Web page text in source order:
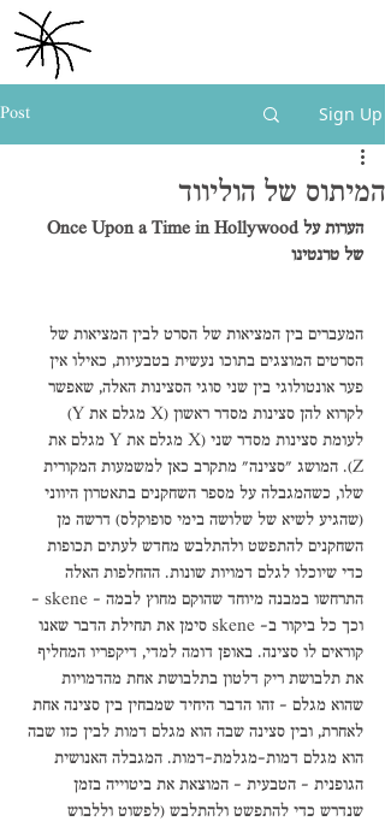
Post Sign Up
המיתוס של הוליווד
של טרנטינו
המעברים בין המציאות של הסרט לבין המציאות של
הסרטים המוצגים בתוכו נעשית בטבעיות, כאילו אין
פער אונטולוגי בין שני סוגי הסצינות האלה, שאפשר
לקרוא להן סצינות מסדר ראשון (X מגלם את Y)
לעומת סצינות מסדר שני (X מגלם את Y מגלם את
Z). המושג "סצינה" מתקרב כאן למשמעות המקורית
שלו, כשהמגבלה על מספר השחקנים בתאטרון היווני
(שהגיע לשיא של שלושה בימי סופוקלס) דרשה מן
השחקנים להתפשט ולהתלבש מחדש לעתים תכופות
כדי שיוכלו לגלם דמויות שונות. ההחלפות האלה
התרחשו במבנה מיוחד שהוקם מחוץ לבמה – skene –
וכך כל ביקור ב- skene סימן את תחילת הדבר שאנו
קוראים לו סצינה. באופן דומה למדי, דיקפריו המחליף
את תלבושת ריק דלטון בתלבושת אחת מהדמויות
שהוא מגלם – זהו הדבר היחיד שמבחין בין סצינה אחת
לאחרת, ובין סצינה שבה הוא מגלם דמות לבין כזו שבה
הוא מגלם דמות-מגלמת-דמות. המגבלה האנושית
הגופנית – הטבעית – המוצאת את ביטוייה בזמן
שנדרש כדי להתפשט ולהתלבש (לפשוט וללבוש